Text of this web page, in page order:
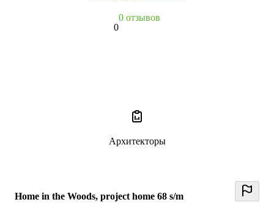
Home in the Woods, project home 68 s/m
0
0 отзывов
Архитекторы